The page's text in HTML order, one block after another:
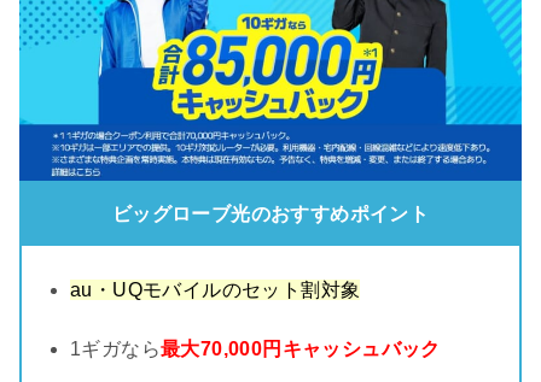
ビッグローブ光のおすすめポイント
au・UQモバイルのセット割対象
1ギガなら最大70,000円キャッシュバック